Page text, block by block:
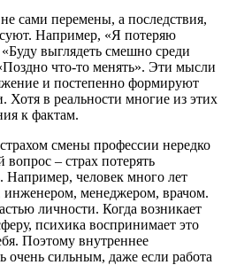
сами перемены, а последствия,
Например, «Я потеряю
выглядеть смешно среди
что-то менять». Эти мысли
и постепенно формируют
в реальности многие из этих
к фактам.
смены профессии нередко
вопрос – страх потерять
человек много лет
инженером, менеджером, врачом.
личности. Когда возникает
психика воспринимает это
Поэтому внутреннее
очень сильным, даже если работа